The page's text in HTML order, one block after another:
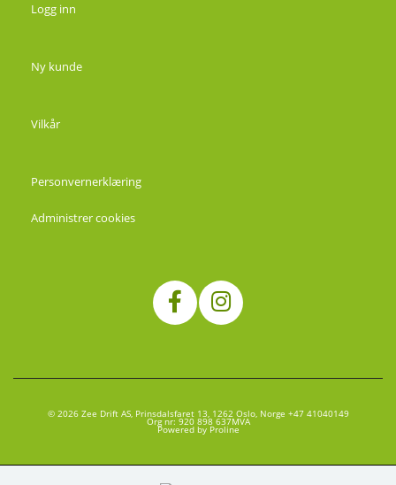
Logg inn
Ny kunde
Vilkår
Personvernerklæring
Administrer cookies
© 2026 Zee Drift AS, Prinsdalsfaret 13, 1262 Oslo, Norge +47 41040149
Org nr: 920 898 637MVA
Powered by Proline